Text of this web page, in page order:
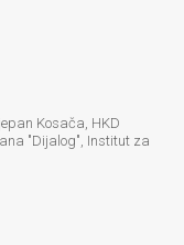
Kosača, HKD
"Dijalog", Institut za